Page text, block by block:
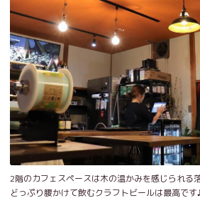
2階のカフェスペースは木の温かみを感じられる
どっぷり腰かけて飲むクラフトビールは最高です